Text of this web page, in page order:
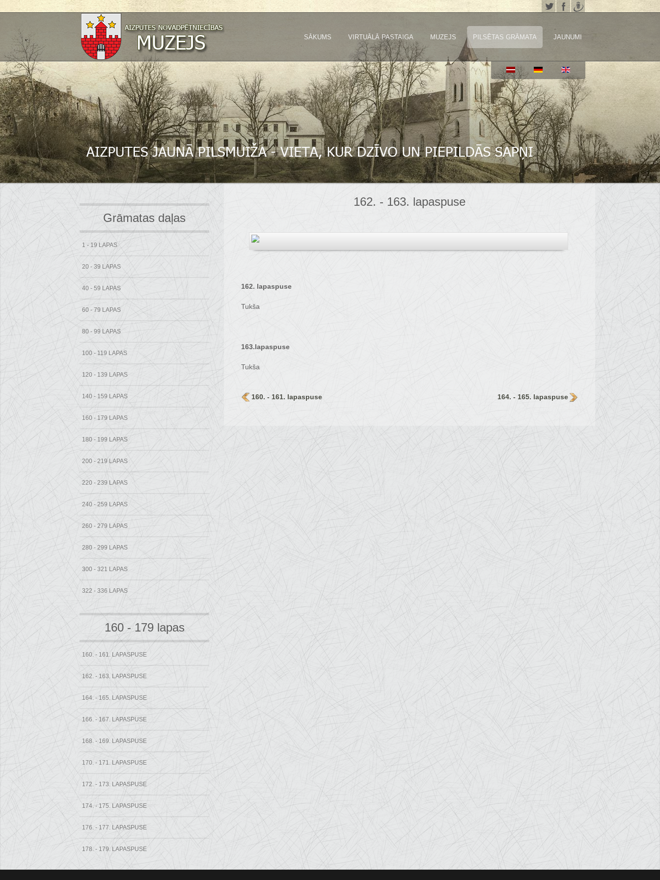
SĀKUMS VIRTUĀLĀ PASTAIGA MUZEJS PILSĒTAS GRĀMATA JAUNUMI
Grāmatas daļas
1 - 19 LAPAS
20 - 39 LAPAS
40 - 59 LAPAS
60 - 79 LAPAS
80 - 99 LAPAS
100 - 119 LAPAS
120 - 139 LAPAS
140 - 159 LAPAS
160 - 179 LAPAS
180 - 199 LAPAS
200 - 219 LAPAS
220 - 239 LAPAS
240 - 259 LAPAS
260 - 279 LAPAS
280 - 299 LAPAS
300 - 321 LAPAS
322 - 336 LAPAS
160 - 179 lapas
160. - 161. LAPASPUSE
162. - 163. LAPASPUSE
164. - 165. LAPASPUSE
166. - 167. LAPASPUSE
168. - 169. LAPASPUSE
170. - 171. LAPASPUSE
172. - 173. LAPASPUSE
174. - 175. LAPASPUSE
176. - 177. LAPASPUSE
178. - 179. LAPASPUSE
162. - 163. lapaspuse
162. lapaspuse
Tukša
163.lapaspuse
Tukša
160. - 161. lapaspuse 164. - 165. lapaspuse